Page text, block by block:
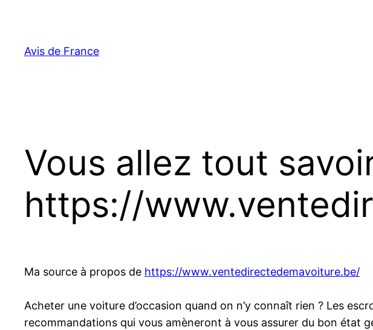
contenu
Avis de France
Vous allez tout
https://
Ma source à propos de https://www.ventedirectedemavoiture.be/
Acheter une voiture d’occasion quand on n’y connaît rien ? Les
recommandations qui vous amèneront à vous assurer du bon état